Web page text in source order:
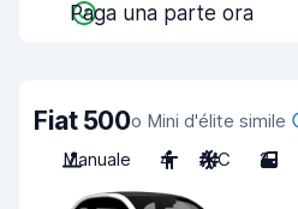
Paga una parte ora
Fiat 500o Mini d'élite simile
Manuale
4 A/C 2